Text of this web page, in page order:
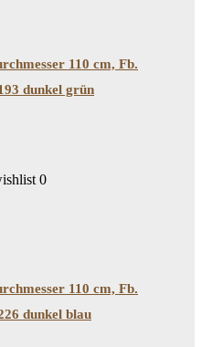
110 cm, Fb.
dunkel grün
0
110 cm, Fb.
dunkel blau